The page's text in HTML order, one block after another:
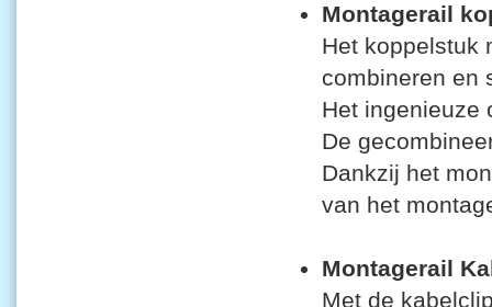
Montagerail
Het koppelstuk
combineren en
Het ingenieuze
De
Dankzij het
van het
Montagerail
Met de